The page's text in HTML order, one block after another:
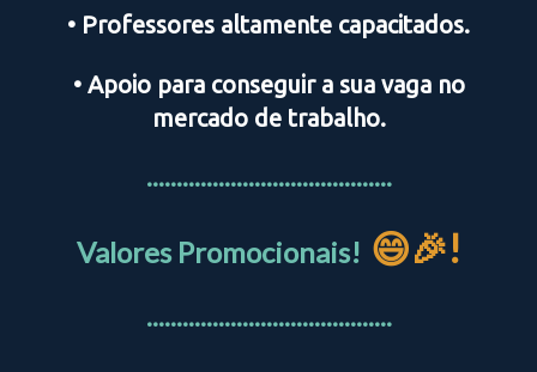
• Professores altamente capacitados.
• Apoio para conseguir a sua vaga no
mercado de trabalho.
.........................................
Valores Promocionais! 😄🎉!
.........................................